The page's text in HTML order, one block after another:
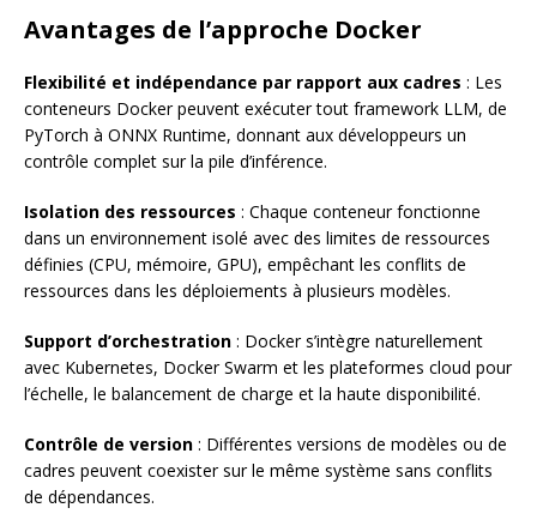
Avantages de l’approche Docker
Flexibilité et indépendance par rapport aux cadres : Les
conteneurs Docker peuvent exécuter tout framework LLM, de
PyTorch à ONNX Runtime, donnant aux développeurs un
contrôle complet sur la pile d’inférence.
Isolation des ressources : Chaque conteneur fonctionne
dans un environnement isolé avec des limites de ressources
définies (CPU, mémoire, GPU), empêchant les conflits de
ressources dans les déploiements à plusieurs modèles.
Support d’orchestration : Docker s’intègre naturellement
avec Kubernetes, Docker Swarm et les plateformes cloud pour
l’échelle, le balancement de charge et la haute disponibilité.
Contrôle de version : Différentes versions de modèles ou de
cadres peuvent coexister sur le même système sans conflits
de dépendances.